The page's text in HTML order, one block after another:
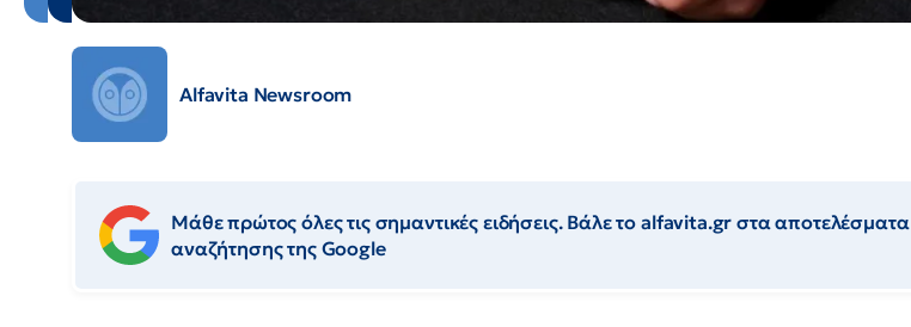
Alfavita Newsroom
Μάθε πρώτος όλες τις σημαντικές ειδήσεις. Βάλε το alfavita.gr στα αποτελέσματα
αναζήτησης της Google